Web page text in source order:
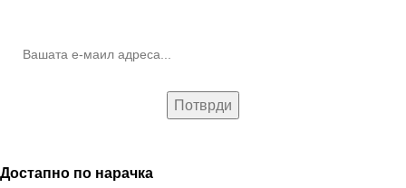
Достапно по нарачка